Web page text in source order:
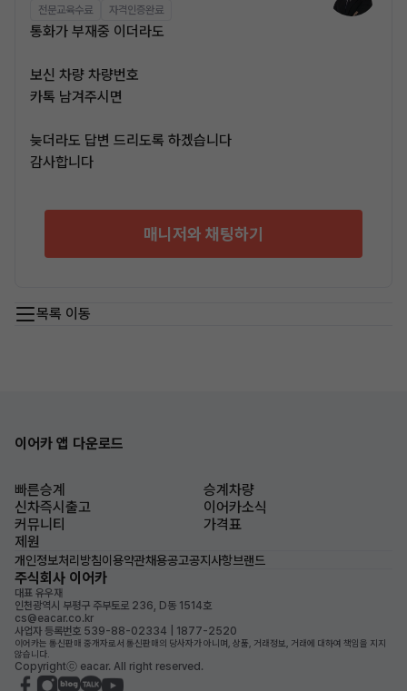
전문교육수료 자격인증완료
통화가 부재중 이더라도
보신 차량 차량번호
카톡 남겨주시면
늦더라도 답변 드리도록 하겠습니다
감사합니다
매니저와 채팅하기
목록 이동
이어카 앱 다운로드
빠른승계
승계차량
신차즉시출고
이어카소식
커뮤니티
가격표
제원
개인정보처리방침이용약관채용공고공지사항브랜드
주식회사 이어카
대표 유우재
인천광역시 부평구 주부토로 236, D동 1514호
cs@eacar.co.kr
사업자 등록번호 539-88-02334 | 1877-2520
이어카는 통신판매 중개자로서 통신판매의 당사자가 아니며, 상품, 거래정보, 거래에 대하여 책임을 지지
않습니다.
Copyrightⓒ eacar. All right reserved.